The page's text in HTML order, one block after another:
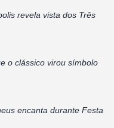
revela vista dos Três
o clássico virou símbolo
encanta durante Festa